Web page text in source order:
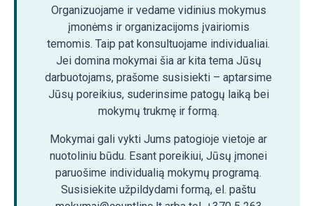
Organizuojame ir vedame vidinius mokymus
įmonėms ir organizacijoms įvairiomis
temomis. Taip pat konsultuojame individualiai.
Jei domina mokymai šia ar kita tema Jūsų
darbuotojams, prašome susisiekti – aptarsime
Jūsų poreikius, suderinsime patogų laiką bei
mokymų trukmę ir formą.
Mokymai gali vykti Jums patogioje vietoje ar
nuotoliniu būdu. Esant poreikiui, Jūsų įmonei
paruošime individualią mokymų programą.
Susisiekite užpildydami formą, el. paštu